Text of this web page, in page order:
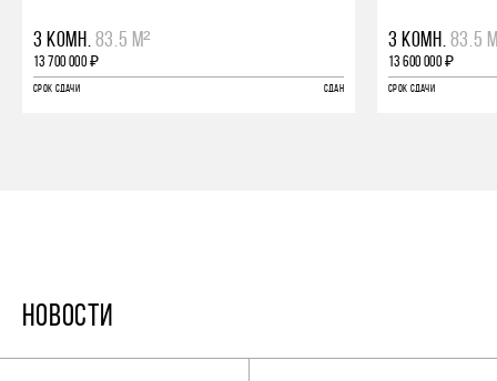
3 КОМН. 83.5 М²
13 700 000 ₽
СРОК СДАЧИ СДАН
3 КОМН. 83.5
13 600 000 ₽
СРОК СДАЧИ
НОВОСТИ